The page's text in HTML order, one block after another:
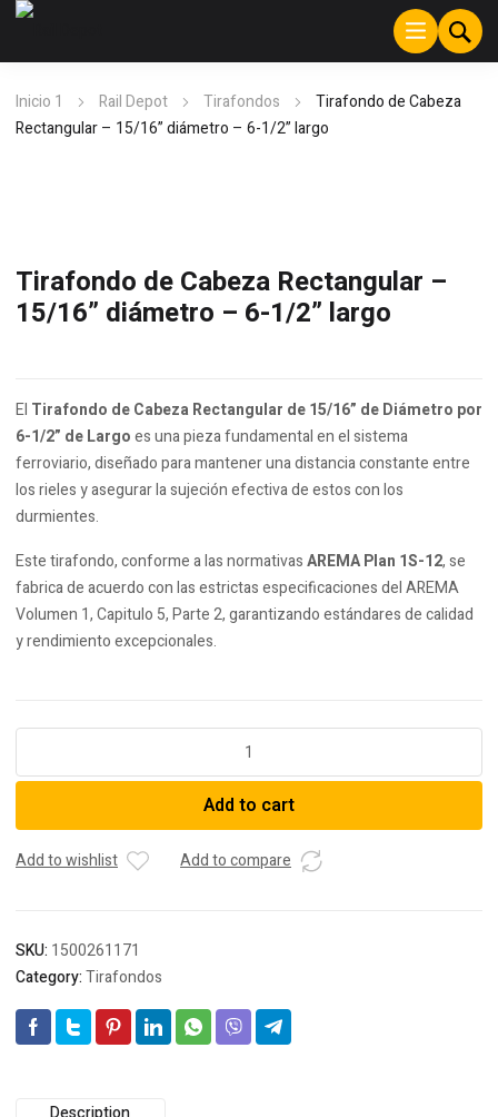
Inicio 1 Rail Depot Tirafondos
Tirafondo de Cabeza
Rectangular – 15/16” diámetro – 6-1/2” largo
Tirafondo de Cabeza Rectangular –
15/16” diámetro – 6-1/2” largo
El Tirafondo de Cabeza Rectangular de 15/16” de Diámetro por
6-1/2” de Largoes una pieza fundamental en el sistema
ferroviario, diseñado para mantener una distancia constante entre
los rieles y asegurar la sujeción efectiva de estos con los
durmientes.
Este tirafondo, conforme a las normativasAREMA Plan 1S-12, se
fabrica de acuerdo con las estrictas especificaciones del AREMA
Volumen 1, Capitulo 5, Parte 2, garantizando estándares de calidad
y rendimiento excepcionales.
Cabeza
-
15/16”
1/2”
largo
quantity
Add to cart
Add to wishlist Add to compare
SKU: 1500261171
Category:Tirafondos